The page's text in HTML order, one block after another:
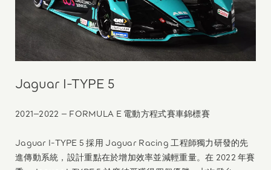
Jaguar I-TYPE 5
2021–2022 – FORMULA E 電動方程式賽車錦標賽
Jaguar I-TYPE 5 採用 Jaguar Racing 工程師獨力研發的先
進傳動系統，設計重點在於增加效率並減輕重量。在 2022 年賽